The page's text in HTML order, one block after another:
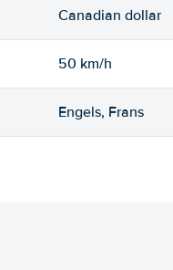
Canadian dollar
50 km/h
Engels, Frans